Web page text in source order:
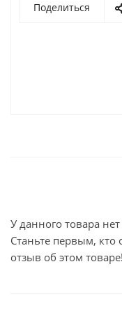
Поделиться
У данного товара
Станьте первым, кто
отзыв об этом товаре!